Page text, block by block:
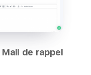
Mail de rappel